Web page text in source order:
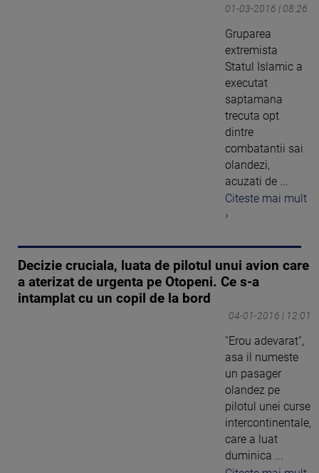
01-03-2016 | 08:26
Gruparea
extremista
Statul Islamic a
executat
saptamana
trecuta opt
dintre
combatantii sai
olandezi,
acuzati de ...
Citeste mai mult
›
Decizie cruciala, luata de pilotul unui avion care
a aterizat de urgenta pe Otopeni. Ce s-a
intamplat cu un copil de la bord
04-01-2016 | 12:01
''Erou adevarat'',
asa il numeste
un pasager
olandez pe
pilotul unei curse
intercontinentale,
care a luat
duminica ...